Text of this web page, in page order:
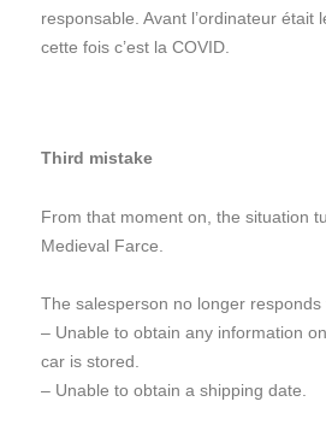
responsable. Avant l’ordinateur était
cette fois c’est la COVID.
Third mistake
From that moment on, the situation
Medieval Farce.
The salesperson no longer responds
– Unable to obtain any information
car is stored.
– Unable to obtain a shipping date.